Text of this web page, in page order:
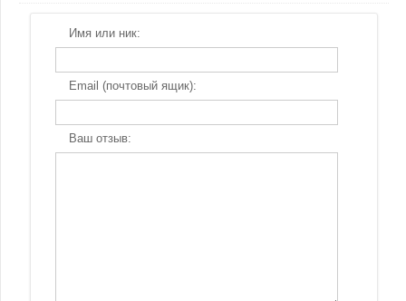
Имя или ник:
Email (почтовый ящик):
Ваш отзыв: